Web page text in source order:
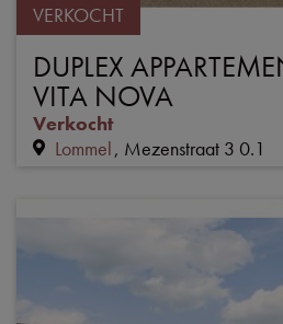
VERKOCHT
DUPLEX
VITA NOVA
Verkocht
Lommel Mezenstraat 3 0.1